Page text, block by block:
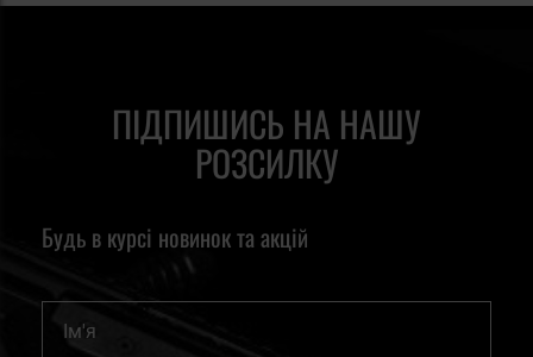
ПІДПИШИСЬ НА НАШУ
РОЗСИЛКУ
Будь в курсі новинок та акцій